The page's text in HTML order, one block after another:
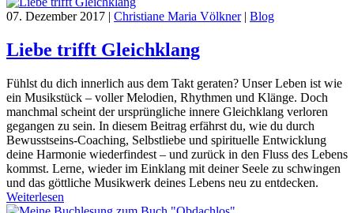
07. Dezember 2017 | Christiane Maria Völkner| Blog
Liebe trifft Gleichklang
Fühlst du dich innerlich aus dem Takt geraten? Unser Leben ist wie
ein Musikstück – voller Melodien, Rhythmen und Klänge. Doch
manchmal scheint der ursprüngliche innere Gleichklang verloren
gegangen zu sein. In diesem Beitrag erfährst du, wie du durch
Bewusstseins-Coaching, Selbstliebe und spirituelle Entwicklung
deine Harmonie wiederfindest – und zurück in den Fluss des Lebens
kommst. Lerne, wieder im Einklang mit deiner Seele zu schwingen
und das göttliche Musikwerk deines Lebens neu zu entdecken.
Weiterlesen